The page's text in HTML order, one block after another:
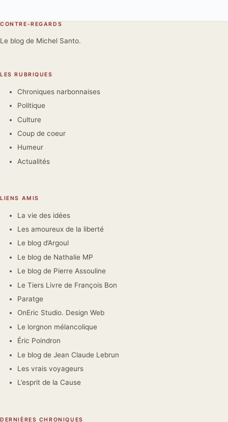
CONTRE-REGARDS
Le blog de Michel Santo.
LES RUBRIQUES
Chroniques narbonnaises
Politique
Culture
Coup de coeur
Humeur
Actualités
LIENS AMIS
La vie des idées
Les amoureux de la liberté
Le blog d’Argoul
Le blog de Nathalie MP
Le blog de Pierre Assouline
Le Tiers Livre de François Bon
Paratge
OnEric Studio. Design Web
Le lorgnon mélancolique
Éric Poindron
Le blog de Jean Claude Lebrun
Les vrais voyageurs
L’esprit de la Cause
DERNIÈRES CHRONIQUES